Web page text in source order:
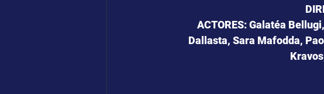
ACTORES: Galatéa
Dallasta, Sara Mafodda,